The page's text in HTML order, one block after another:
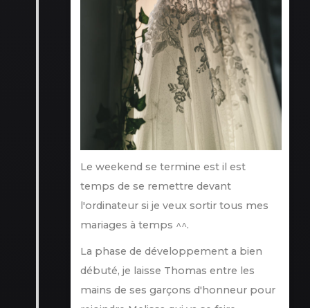
Le weekend se termine est il est
temps de se remettre devant
l'ordinateur si je veux sortir tous mes
mariages à temps ^^.
La phase de développement a bien
débuté, je laisse Thomas entre les
mains de ses garçons d'honneur pour